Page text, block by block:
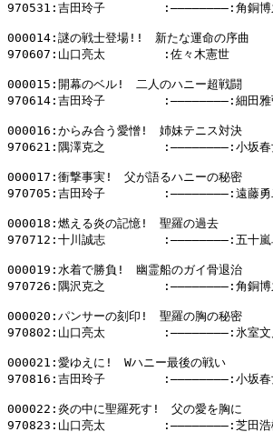
970531:吉田玲子        :――――――――:角銅
000014:謎の戦士登場!!　新たな運命の序曲
970607:山口亮太        :佐々木憲世
000015:開幕のベル!　二人のハニー超戦闘
970614:吉田玲子        :――――――――:細田
000016:からみ合う愛憎!　姉妹テニス対決
970621:隅澤克之        :――――――――:小坂
000017:衝撃事実!　父が語るハニーの秘密
970705:吉田玲子        :――――――――:遠藤
000018:燃える炎の記憶!　聖羅の過去
970712:十川誠志        :――――――――:五十
000019:水着で勝負!　幽霊船のガイ骨退治
970726:隅沢克之        :――――――――:角銅
000020:パンサーの刻印!　聖羅の胸の秘密
970802:山口亮太        :――――――――:氷室
000021:愛ゆえに!　Wハニー最後の戦い
970816:吉田玲子        :――――――――:小坂
000022:炎の中に聖羅死す!　父の愛を胸に
970823:山口亮太        :――――――――:芝田